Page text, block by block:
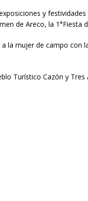
y
de Areco, la 1°Fiesta
la mujer de campo con
Turístico Cazón y